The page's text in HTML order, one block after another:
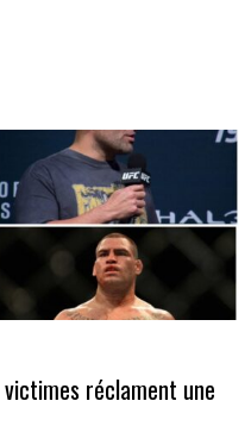
réclament une